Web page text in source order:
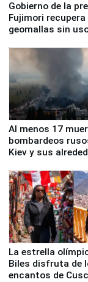
Gobierno de la
Fujimori recupera
geomallas sin
Fenómeno El Niño
Al menos 17
bombardeos
Kiev y sus
La estrella
Biles disfruta de
encantos de